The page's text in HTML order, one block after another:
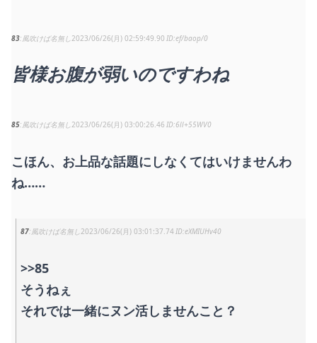
83 風吹けば名無し 2023/06/26(月) 02:59:49.90 ef/baop/0
皆様お腹が弱いのですわね
85 風吹けば名無し 2023/06/26(月) 03:00:26.46 6ll+55WV0
こほん、お上品な話題にしなくてはいけませんわ
ね……
87 風吹けば名無し 2023/06/26(月) 03:01:37.74 eXMIUHv40
>>85
そうねぇ
それでは一緒にヌン活しませんこと？